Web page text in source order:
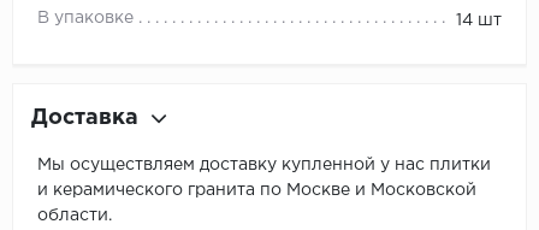
В упаковке 14 шт
Доставка
Мы осуществляем доставку купленной у нас плитки
и керамического гранита по Москве и Московской
области.